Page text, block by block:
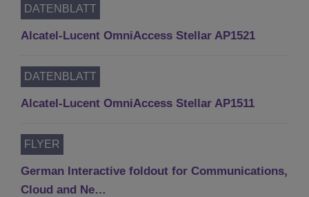
DATENBLATT
Alcatel-Lucent OmniAccess Stellar AP1521
DATENBLATT
Alcatel-Lucent OmniAccess Stellar AP1511
FLYER
German Interactive foldout for Communications,
Cloud and Ne…